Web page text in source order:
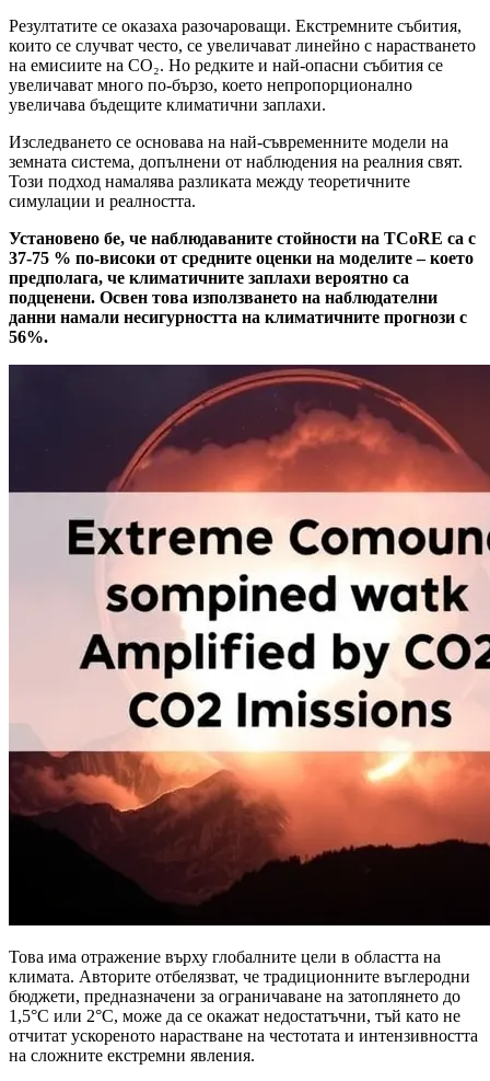
Резултатите се оказаха разочароващи. Екстремните събития,
които се случват често, се увеличават линейно с нарастването
на емисиите на CO₂. Но редките и най-опасни събития се
увеличават много по-бързо, което непропорционално
увеличава бъдещите климатични заплахи.
Изследването се основава на най-съвременните модели на
земната система, допълнени от наблюдения на реалния свят.
Този подход намалява разликата между теоретичните
симулации и реалността.
Установено бе, че наблюдаваните стойности на TCoRE са с
37-75 % по-високи от средните оценки на моделите – което
предполага, че климатичните заплахи вероятно са
подценени. Освен това използването на наблюдателни
данни намали несигурността на климатичните прогнози с
56%.
Това има отражение върху глобалните цели в областта на
климата. Авторите отбелязват, че традиционните въглеродни
бюджети, предназначени за ограничаване на затоплянето до
1,5°C или 2°C, може да се окажат недостатъчни, тъй като не
отчитат ускореното нарастване на честотата и интензивността
на сложните екстремни явления.